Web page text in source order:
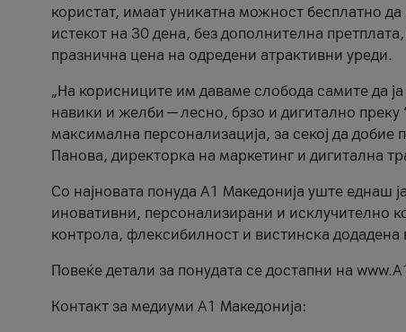
користат, имаат уникатна можност бесплатно
истекот на 30 дена, без дополнителна
празнична цена на одредени атрактивни уреди.
„На корисниците им даваме слобода самите да
навики и желби — лесно, брзо и дигитално
максимална персонализација, за секој да
Панова, директорка на маркетинг и дигитална
Со најновата понуда А1 Македонија уште еднаш
иновативни, персонализирани и исклучително
контрола, флексибилност и вистинска додадена
Повеќе детали за понудата се достапни на
Контакт за медиуми А1 Македонија: